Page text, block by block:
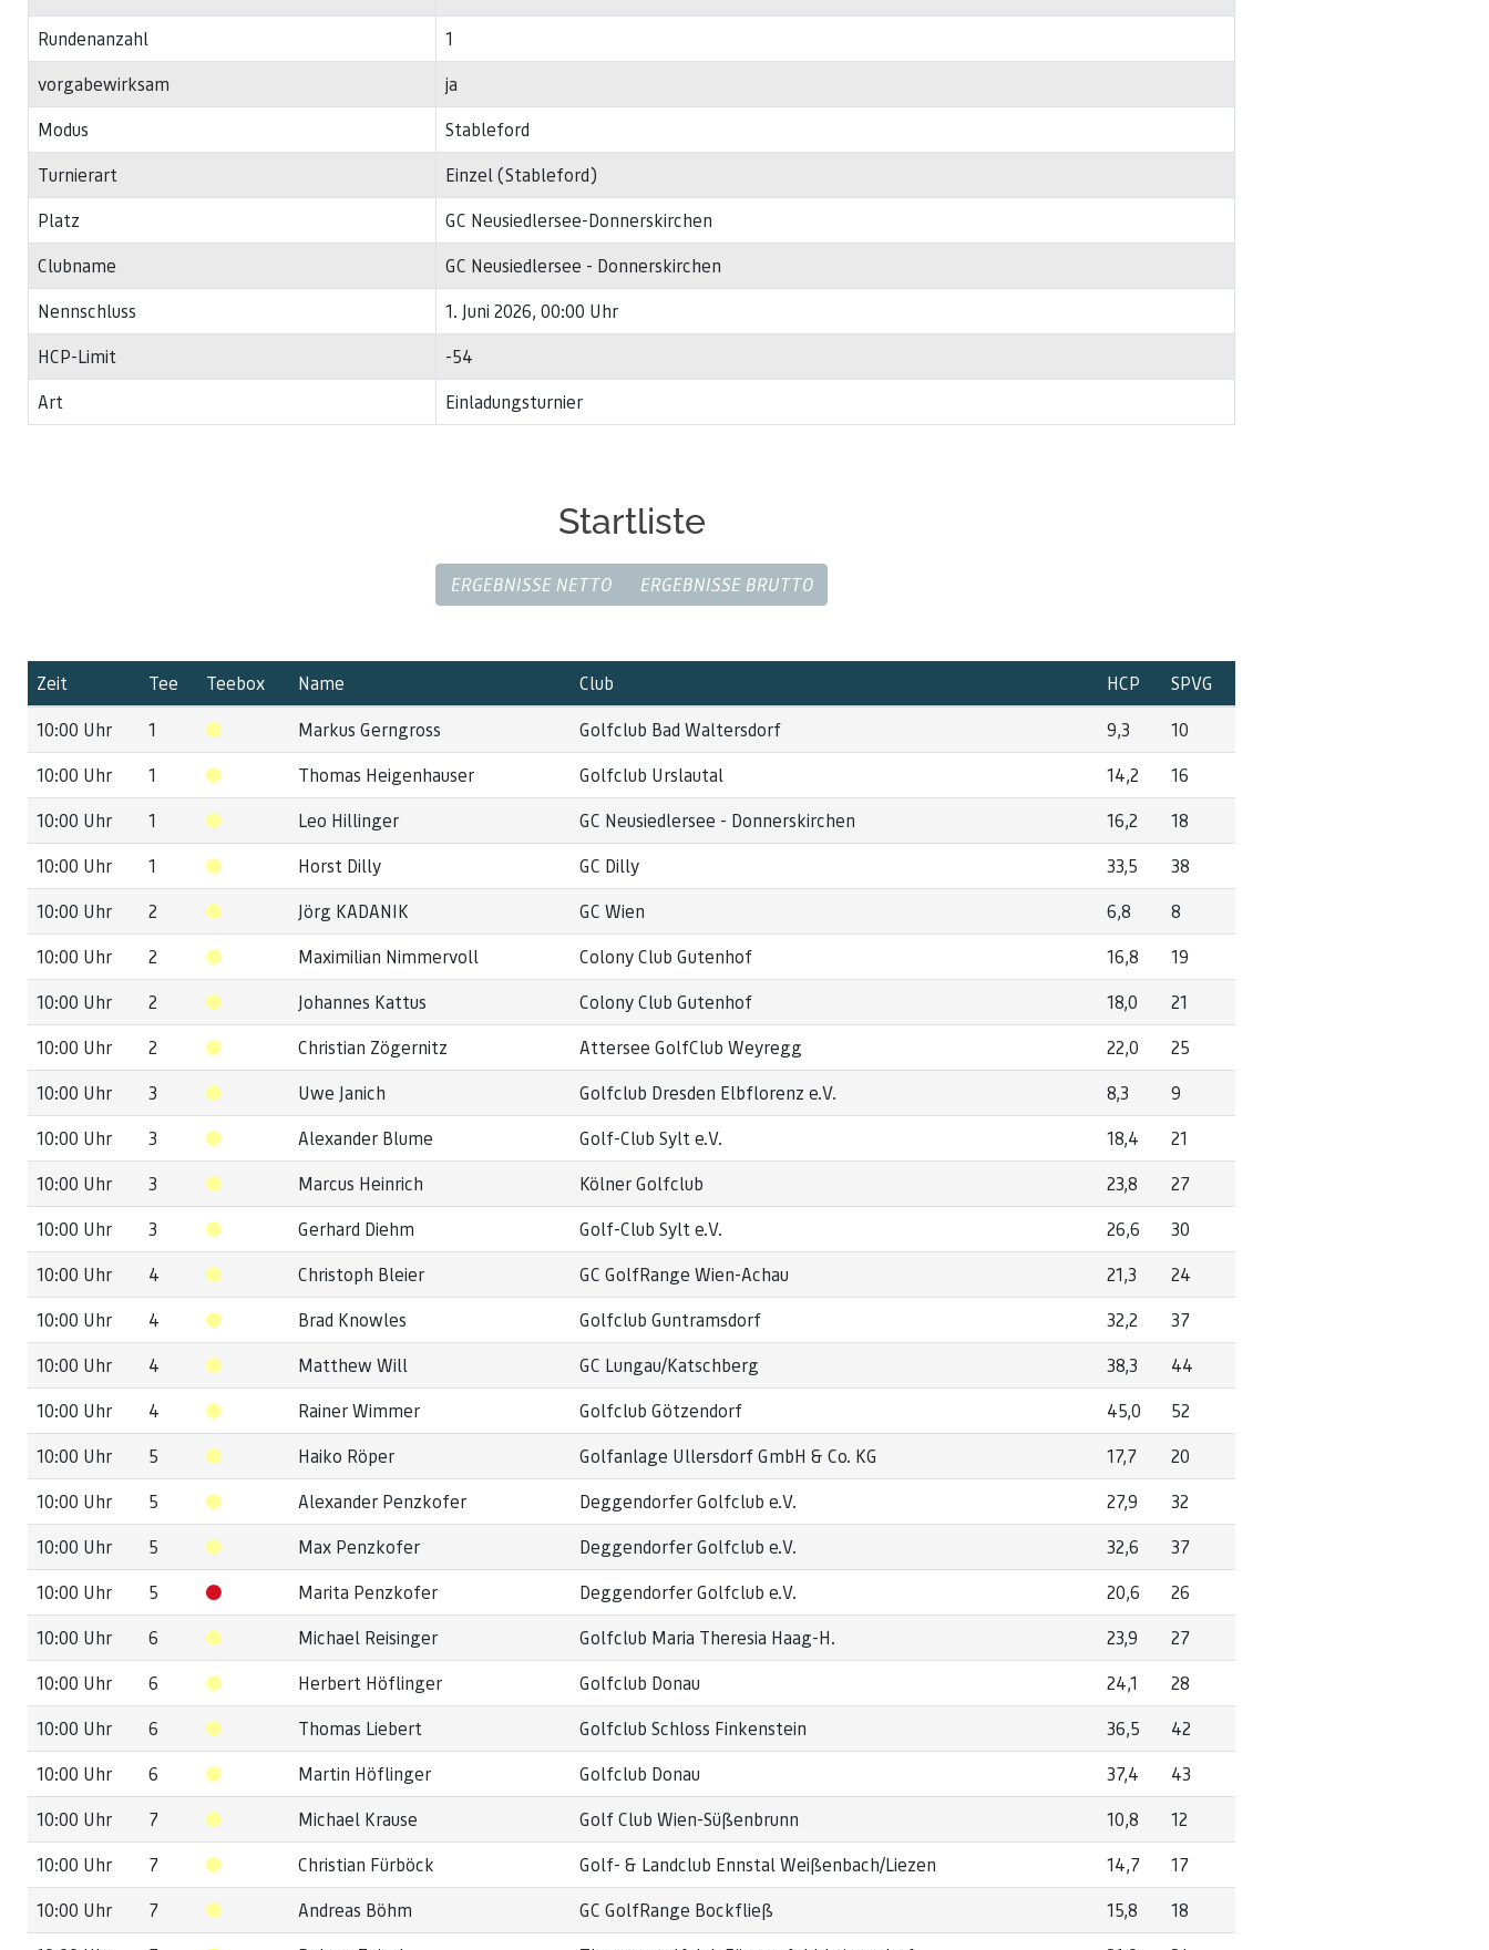
Rundenanzahl
1
vorgabewirksam
ja
Modus
Stableford
Turnierart
Einzel (Stableford)
Platz
GC Neusiedlersee-Donnerskirchen
Clubname
GC Neusiedlersee - Donnerskirchen
Nennschluss
1. Juni 2026, 00:00 Uhr
HCP-Limit
-54
Art
Einladungsturnier
Startliste
ERGEBNISSE NETTO ERGEBNISSE BRUTTO
Zeit Tee Teebox Name Club HCP
SPVG
10:00 Uhr
1 Markus Gerngross Golfclub Bad Waltersdorf 9,3
10
10:00 Uhr
1 Thomas Heigenhauser Golfclub Urslautal 14,2
16
10:00 Uhr
1 Leo Hillinger GC Neusiedlersee - Donnerskirchen 16,2
18
10:00 Uhr
1 Horst Dilly GC Dilly 33,5
38
10:00 Uhr
2 Jörg KADANIK GC Wien 6,8
8
10:00 Uhr
2 Maximilian Nimmervoll Colony Club Gutenhof 16,8
19
10:00 Uhr
2 Johannes Kattus Colony Club Gutenhof 18,0
21
10:00 Uhr
2 Christian Zögernitz Attersee GolfClub Weyregg 22,0
25
10:00 Uhr
3 Uwe Janich Golfclub Dresden Elbflorenz e.V. 8,3
9
10:00 Uhr
3 Alexander Blume Golf-Club Sylt e.V. 18,4
21
10:00 Uhr
3 Marcus Heinrich Kölner Golfclub 23,8
27
10:00 Uhr
3 Gerhard Diehm Golf-Club Sylt e.V. 26,6
30
10:00 Uhr
4 Christoph Bleier GC GolfRange Wien-Achau 21,3
24
10:00 Uhr
4 Brad Knowles Golfclub Guntramsdorf 32,2
37
10:00 Uhr
4 Matthew Will GC Lungau/Katschberg 38,3
44
10:00 Uhr
4 Rainer Wimmer Golfclub Götzendorf 45,0
52
10:00 Uhr
5 Haiko Röper Golfanlage Ullersdorf GmbH & Co. KG 17,7
20
10:00 Uhr
5 Alexander Penzkofer Deggendorfer Golfclub e.V. 27,9
32
10:00 Uhr
5 Max Penzkofer Deggendorfer Golfclub e.V. 32,6
37
10:00 Uhr
5 Marita Penzkofer Deggendorfer Golfclub e.V. 20,6
26
10:00 Uhr
6 Michael Reisinger Golfclub Maria Theresia Haag-H. 23,9
27
10:00 Uhr
6 Herbert Höflinger Golfclub Donau 24,1
28
10:00 Uhr
6 Thomas Liebert Golfclub Schloss Finkenstein 36,5
42
10:00 Uhr
6 Martin Höflinger Golfclub Donau 37,4
43
10:00 Uhr
7 Michael Krause Golf Club Wien-Süßenbrunn 10,8
12
10:00 Uhr
7 Christian Fürböck Golf- & Landclub Ennstal Weißenbach/Liezen 14,7
17
10:00 Uhr
7 Andreas Böhm GC GolfRange Bockfließ 15,8
18